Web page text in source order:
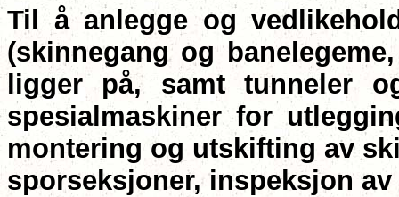
Til å anlegge og
(skinnegang og
ligger på, samt tunneler
spesialmaskiner for
montering og utskifting av
sporseksjoner, inspeksjon